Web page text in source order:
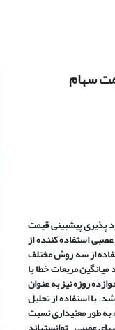
سهام
پذیری پیش­بینی قیمت
استفاده کننده از
از سه روش مختلف
مربعات خطا با
روزه نیز به عنوان
با استفاده از تحلیل
به طور معنیداری نسبت